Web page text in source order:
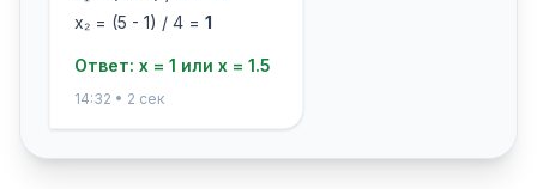
x₂ = (5 - 1) / 4 = 1
Ответ: x = 1 или x = 1.5
14:32 • 2 сек